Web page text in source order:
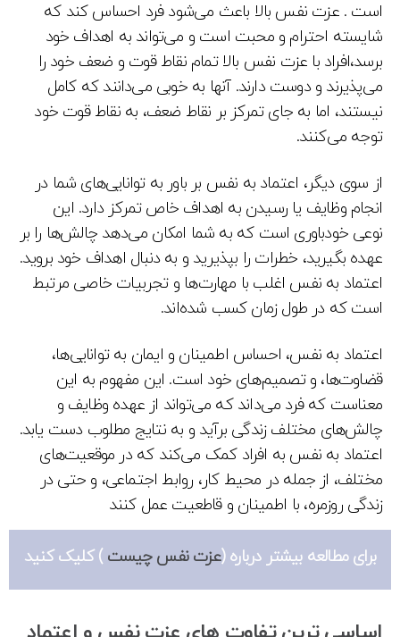
است . عزت نفس بالا باعث می‌شود فرد احساس کند که
شایسته احترام و محبت است و می‌تواند به اهداف خود
برسد،افراد با عزت نفس بالا تمام نقاط قوت و ضعف خود را
می‌پذیرند و دوست دارند. آنها به خوبی می‌دانند که کامل
نیستند، اما به جای تمرکز بر نقاط ضعف، به نقاط قوت خود
توجه می‌کنند.
از سوی دیگر، اعتماد به نفس بر باور به توانایی‌های شما در
انجام وظایف یا رسیدن به اهداف خاص تمرکز دارد. این
نوعی خودباوری است که به شما امکان می‌دهد چالش‌ها را بر
عهده بگیرید، خطرات را بپذیرید و به دنبال اهداف خود بروید.
اعتماد به نفس اغلب با مهارت‌ها و تجربیات خاصی مرتبط
است که در طول زمان کسب شده‌اند.
اعتماد به نفس، احساس اطمینان و ایمان به توانایی‌ها،
قضاوت‌ها، و تصمیم‌های خود است. این مفهوم به این
معناست که فرد می‌داند که می‌تواند از عهده وظایف و
چالش‌های مختلف زندگی برآید و به نتایج مطلوب دست یابد.
اعتماد به نفس به افراد کمک می‌کند که در موقعیت‌های
مختلف، از جمله در محیط کار، روابط اجتماعی، و حتی در
زندگی روزمره، با اطمینان و قاطعیت عمل کنند
برای مطالعه بیشتر درباره (عزت نفس چیست) کلیک کنید